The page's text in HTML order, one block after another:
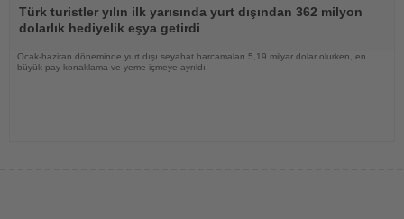
Oku
Türk turistler yılın ilk yarısında yurt dışından 362 milyon
dolarlık hediyelik eşya getirdi
Ocak-haziran döneminde yurt dışı seyahat harcamaları 5,19 milyar dolar olurken, en
büyük pay konaklama ve yeme içmeye ayrıldı